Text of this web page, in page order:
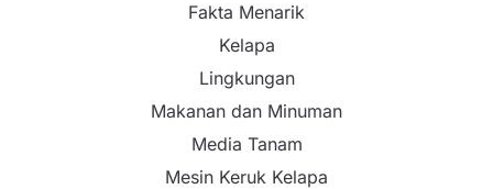
Fakta Menarik
Kelapa
Lingkungan
Makanan dan Minuman
Media Tanam
Mesin Keruk Kelapa